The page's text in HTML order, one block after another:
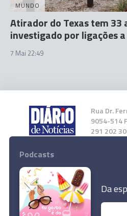
MUNDO
Atirador do Texas tem 33
investigado por ligações
7 Mai 22:49
Rua Dr.
9054-514
291 202
Instale a
Podcasts
Da